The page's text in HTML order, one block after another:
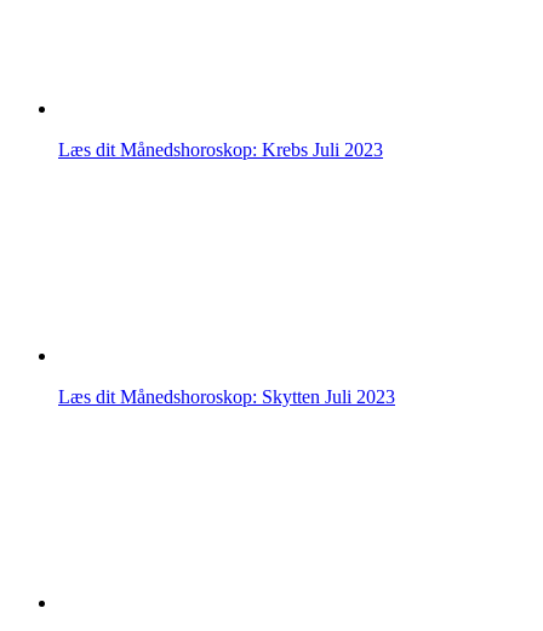
Læs dit Månedshoroskop: Krebs Juli 2023
Læs dit Månedshoroskop: Skytten Juli 2023